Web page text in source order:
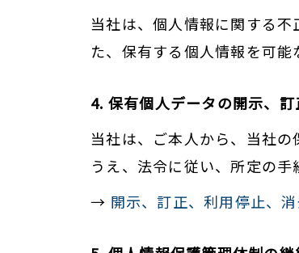
当社は、個人情報に関する
た、保有する個人情報を可能
4. 保有個人データの開示、
当社は、ご本人から、当社
うえ、法令に従い、所定の手
→ 開示、訂正、利用停止、